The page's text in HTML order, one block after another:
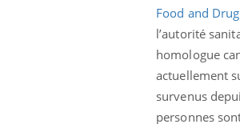
Food and
l’autorité
homologue
actuellement
survenus
personnes